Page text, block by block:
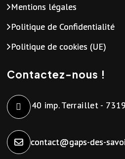
Mentions légales
Politique de Confidentialité
Politique de cookies (UE)
Contactez-nous !
40 imp. Terraillet -
contact@gaps-des-